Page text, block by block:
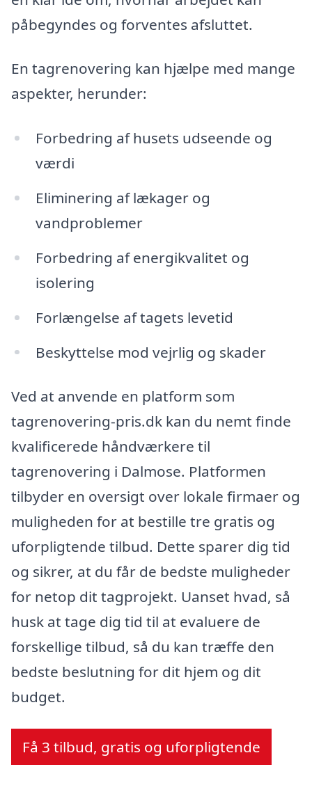
påbegyndes og forventes afsluttet.
En tagrenovering kan hjælpe med mange
aspekter, herunder:
Forbedring af husets udseende og
værdi
Eliminering af lækager og
vandproblemer
Forbedring af energikvalitet og
isolering
Forlængelse af tagets levetid
Beskyttelse mod vejrlig og skader
Ved at anvende en platform som
tagrenovering-pris.dk kan du nemt finde
kvalificerede håndværkere til
tagrenovering i Dalmose. Platformen
tilbyder en oversigt over lokale firmaer og
muligheden for at bestille tre gratis og
uforpligtende tilbud. Dette sparer dig tid
og sikrer, at du får de bedste muligheder
for netop dit tagprojekt. Uanset hvad, så
husk at tage dig tid til at evaluere de
forskellige tilbud, så du kan træffe den
bedste beslutning for dit hjem og dit
budget.
Få 3 tilbud, gratis og uforpligtende